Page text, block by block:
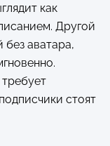
как
Другой
без аватара,
стоят